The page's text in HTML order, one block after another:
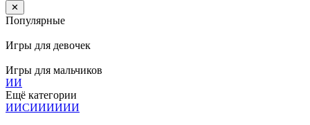
✕
Популярные
Игры для девочек
Игры для мальчиков
ИИ
Ещё категории
ИИСИИИИИИ